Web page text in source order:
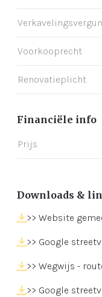
Voorkooprecht
Renovatieplicht
Financiële info
Prijs
Downloads
>> Website
>> Google
>> Wegwijs -
>> Google